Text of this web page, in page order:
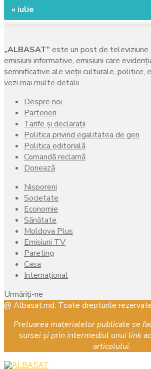
« iulie
„ALBASAT” este un post de
emisiuni informative, emisiuni care
semnificative ale vieţii culturale, politice,
vezi mai multe detalii
Despre noi
Parteneri
Tarife și declarații
Politica privind egalitatea de gen
Politica editorială
Comandă reclamă
Donează
Nisporeni
Societate
Economie
Sănătate
Moldova Plus
Emisiuni TV
Pareting
Casa
Internațional
Urmăriți-ne
Facebook
Instagram
Youtube
@ Albasat.md. Toate drepturile
Preluarea materialelor publicate se
sursei și prin intermediul unui link
articolului.